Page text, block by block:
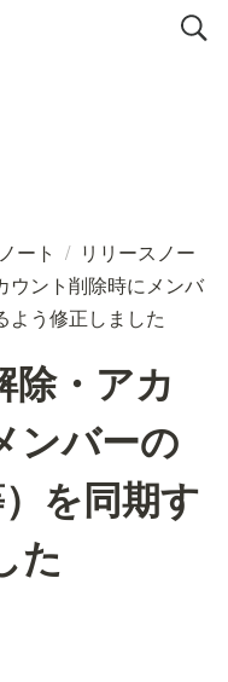
ート / リリースノー
ウント削除時にメンバ
よう修正しました
除・アカ
ンバーの
を同期す
た